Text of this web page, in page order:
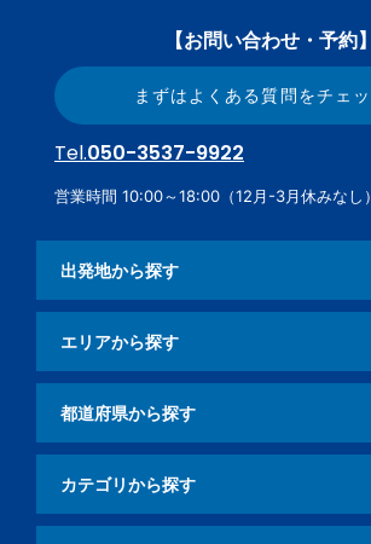
【お問い合わせ・予約】
まずはよくある質問をチェッ
Tel.050-3537-9922
営業時間 10:00～18:00（12月-3月休みなし）
出発地から探す
エリアから探す
都道府県から探す
カテゴリから探す